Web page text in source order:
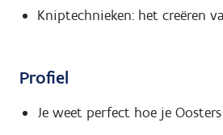
Kniptechnieken: het creëren
Profiel
Je weet perfect hoe je